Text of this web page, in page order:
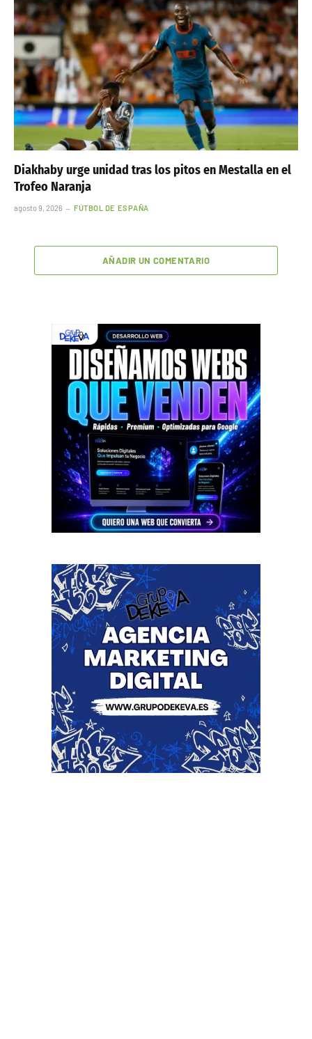
Diakhaby urge unidad tras los pitos en Mestalla en el
Trofeo Naranja
agosto 9, 2026 FÚTBOL DE ESPAÑA
AÑADIR UN COMENTARIO